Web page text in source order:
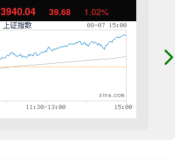
3940.04 39.68 1.02%